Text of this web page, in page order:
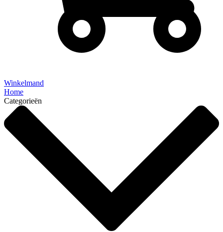
Winkelmand
Home
Categorieën